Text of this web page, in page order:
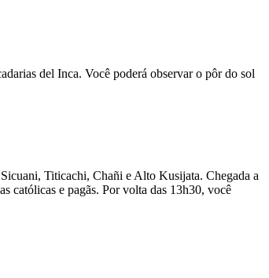
del Inca. Você poderá observar o pôr do sol
Titicachi, Chañi e Alto Kusijata. Chegada a
católicas e pagãs. Por volta das 13h30, você